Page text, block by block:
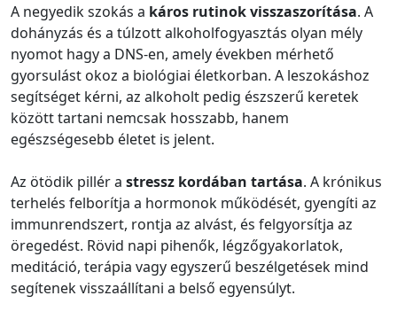
A negyedik szokás a káros rutinok visszaszorítása. A
dohányzás és a túlzott alkoholfogyasztás olyan mély
nyomot hagy a DNS-en, amely években mérhető
gyorsulást okoz a biológiai életkorban. A leszokáshoz
segítséget kérni, az alkoholt pedig észszerű keretek
között tartani nemcsak hosszabb, hanem
egészségesebb életet is jelent.
Az ötödik pillér a stressz kordában tartása. A krónikus
terhelés felborítja a hormonok működését, gyengíti az
immunrendszert, rontja az alvást, és felgyorsítja az
öregedést. Rövid napi pihenők, légzőgyakorlatok,
meditáció, terápia vagy egyszerű beszélgetések mind
segítenek visszaállítani a belső egyensúlyt.